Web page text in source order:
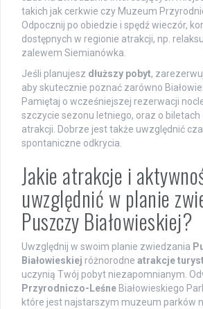
takich jak cerkwie czy Muzeum
Odpocznij po obiedzie i spędź wieczór,
dostępnych w regionie atrakcji, np.
zalewem Siemianówka.
Jeśli planujesz dłuższy pobyt,
aby skutecznie poznać zarówno
Pamiętaj o wcześniejszej rezerwacji
szczycie sezonu letniego, oraz o biletach
atrakcji. Dobrze jest także uwzględnić
spontaniczne odkrycia.
Jakie atrakcje i
uwzględnić w planie
Puszczy Białowieskiej?
Uwzględnij w swoim planie zwiedzania
Białowieskiej różnorodne atrakcje
uczynią Twój pobyt niezapomnianym.
Przyrodniczo-Leśne Białowieskiego
które jest najstarszym muzeum parków